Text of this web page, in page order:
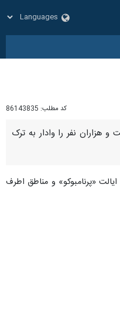
کد مطلب: 86143835
سیل و رانش زمین در شمال شرق این کشور دستکم ۶ کشته بر جای گذاشت و هزاران نفر را وادار به ترک
شهر «رسیفه» مرکز ایالت «پرنامبوکو» و مناطق اطرف